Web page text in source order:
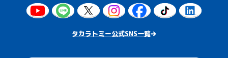
タカラトミー公式SNS一覧